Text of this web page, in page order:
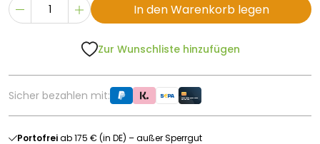
In den Warenkorb legen
Zur Wunschliste hinzufügen
Sicher bezahlen mit:
Portofreiab 175 € (in DE) – außer Sperrgut